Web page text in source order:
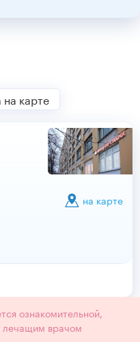
карте
на карте
ознакомительной,
лечащим врачом